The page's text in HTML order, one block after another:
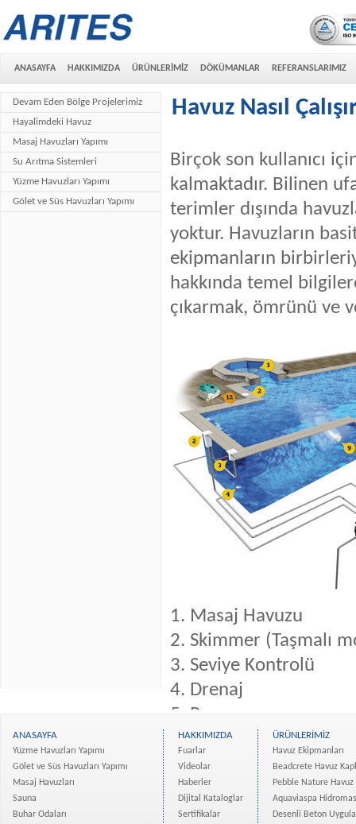
ANASAYFA HAKKIMIZDA ÜRÜNLERİMİZ DÖKÜMANLAR REFERANSLARIMIZ
Devam Eden Bölge Projelerimiz
Hayalimdeki Havuz
Masaj Havuzları Yapımı
Su Arıtma Sistemleri
Yüzme Havuzları Yapımı
Gölet ve Süs Havuzları Yapımı
Havuz Nasıl
Birçok son kullanıcı
kalmaktadır. Bilinen
terimler dışında
yoktur. Havuzların
ekipmanların
hakkında temel
çıkarmak, ömrünü ve
1. Masaj Havuzu
2. Skimmer (Taşmalı
3. Seviye Kontrolü
4. Drenaj
5. Pompa
6. Filtre
7. Isı Pompası
8. Dezenfeksiyon
9. Işıklandırma
ANASAYFA
Yüzme Havuzları Yapımı
Gölet ve Süs Havuzları Yapımı
Masaj Havuzları
Sauna
Buhar Odaları
HAKKIMIZDA
Fuarlar
Videolar
Haberler
Dijital Kataloglar
Sertifikalar
ÜRÜNLERİMİZ
Havuz Ekipmanları
Beadcrete Havuz
Pebble Nature
Aquaviaspa
Desenli Beton